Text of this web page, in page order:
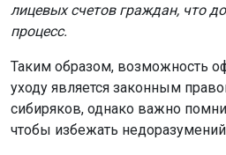
лицевых счетов граждан, что
процесс.
Таким образом, возможность
уходу является законным
сибиряков, однако важно
чтобы избежать